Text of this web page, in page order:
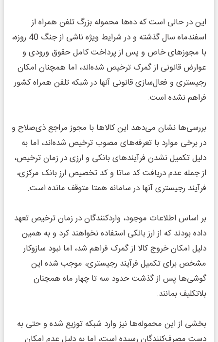
این در حالی است که ده‌ها محموله بزرگ تلفن همراه از
اسفندماه سال گذشته و در شرایط ویژه ناشی از جنگ 40 روزه،
با مجوزهای خاص و پس از پرداخت کامل حقوق ورودی و
عوارض قانونی از گمرک ترخیص شده‌اند، اما همچنان امکان
رجیستری و فعال‌سازی قانونی آنها در شبکه تلفن همراه کشور
فراهم نشده است.
بررسی‌ها نشان می‌دهد این کالاها با مجوز مراجع ذی‌صلاح و
در برخی موارد با تعرفه‌های مصوب ترخیص شده‌اند، اما به
دلیل تکمیل نشدن فرآیندهای بانکی و ارزی در زمان ترخیص،
از جمله عدم دریافت کد ساتا و کد تخصیص ارز بانک مرکزی،
فرآیند رجیستری آنها در سامانه همتا متوقف مانده است.
بر اساس اطلاعات موجود، واردکنندگان در زمان ترخیص تعهد
داده بودند که از ارز بانکی استفاده نخواهند کرد و به همین
دلیل امکان خروج کالا از گمرک فراهم شد، اما نبود سازوکار
مشخص برای تکمیل فرآیند رجیستری، موجب شده این
گوشی‌ها پس از گذشت حدود سه تا چهار ماه همچنان
بلاتکلیف بمانند.
بخشی از این محموله‌ها نیز وارد شبکه توزیع شده و حتی به
دست مصرف‌کنندگان رسیده است، اما به دلیل عدم امکان